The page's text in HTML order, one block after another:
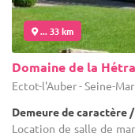
... 33 km
Domaine de la
Ectot-l'Auber - Seine-
Demeure de caractère
Location de salle de